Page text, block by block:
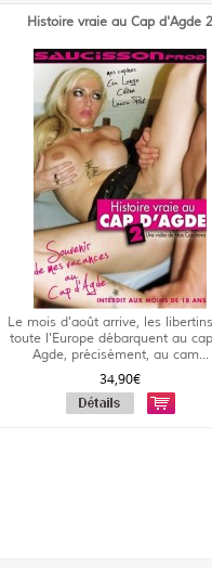
Histoire vraie au Cap d'Agde
Le mois d'août arrive, les
toute l'Europe débarquent au
Agde, précisément, au cam...
34,90€